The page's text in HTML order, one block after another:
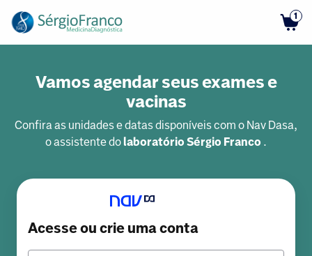
1
Vamos agendar seus exames e
vacinas
Confira as unidades e datas disponíveis com o Nav Dasa,
o assistente dolaboratório Sérgio Franco .
Acesse ou crie uma conta